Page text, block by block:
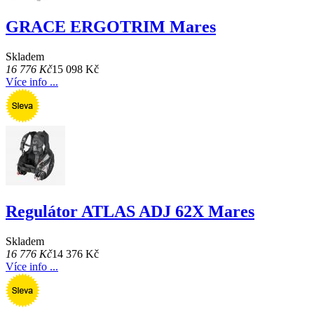
GRACE ERGOTRIM Mares
Skladem
16 776 Kč15 098 Kč
Více info ...
Regulátor ATLAS ADJ 62X Mares
Skladem
16 776 Kč14 376 Kč
Více info ...